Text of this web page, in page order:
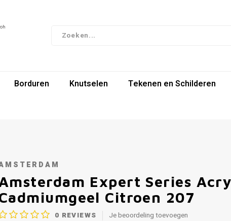
Borduren Knutselen Tekenen en Schilderen
Expert Series
Citroen 207
0 REVIEWS Je beoordeling toevoegen